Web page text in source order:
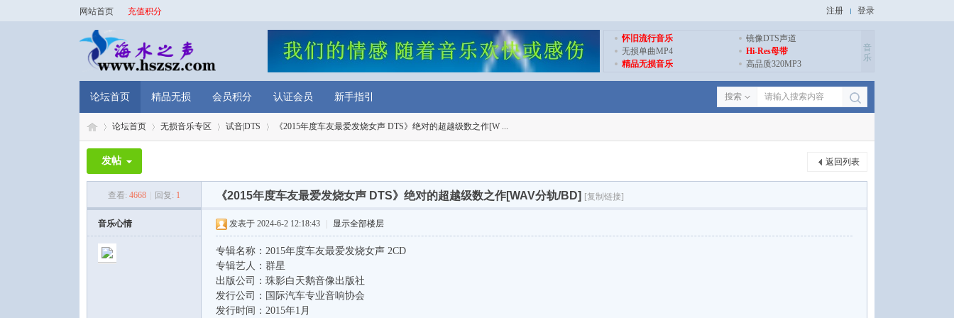
网站首页 充值积分 注册 登录
怀旧流行音乐
镜像DTS声道
无损单曲MP4
Hi-Res母带
精品无损音乐
高品质320MP3
音
乐
论坛首页 精品无损 会员积分 认证会员 新手指引 搜索
论坛首页 无损音乐专区 试音|DTS 《2015年度车友最爱发烧女声 DTS》绝对的超越级数之作[W ...
返回列表
发帖
查看: 4668 回复: 1 《2015年度车友最爱发烧女声 DTS》绝对的超越级数之作[WAV分轨/BD] [复制链接]
音乐心情 发表于 2024-6-2 12:18:43 显示全部楼层
专辑名称：2015年度车友最爱发烧女声 2CD
专辑艺人：群星
出版公司：珠影白天鹅音像出版社
发行公司：国际汽车专业音响协会
发行时间：2015年1月